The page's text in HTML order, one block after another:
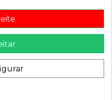
citroen xsara berlina 1.9
- 12.00 referencia OEM